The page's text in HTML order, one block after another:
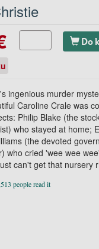
ingenious murder
Caroline Crale was
Philip Blake (the
who stayed at home;
(the devoted
who cried 'wee wee
can't get that nursery